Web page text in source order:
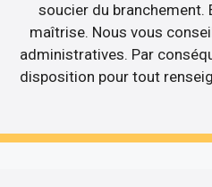
soucier du branchement.
maîtrise. Nous vous
administratives. Par
disposition pour tout